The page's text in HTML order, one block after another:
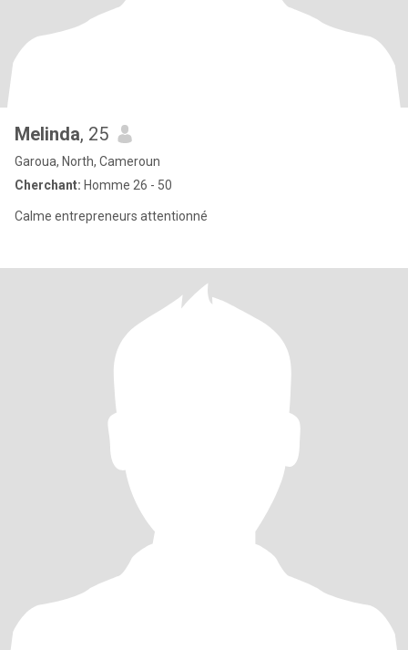
Melinda, 25
Garoua, North, Cameroun
Cherchant: Homme 26 - 50
Calme entrepreneurs attentionné